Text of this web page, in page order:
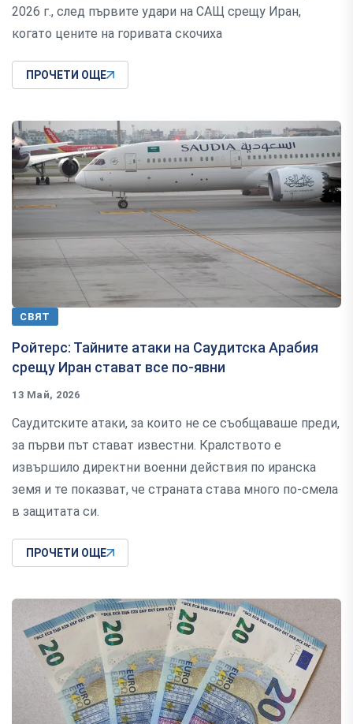
2026 г., след първите удари на САЩ срещу Иран,
когато цените на горивата скочиха
ПРОЧЕТИ ОЩЕ
СВЯТ
Ройтерс: Тайните атаки на Саудитска Арабия
срещу Иран стават все по-явни
13 Май, 2026
Саудитските атаки, за които не се съобщаваше преди,
за първи път стават известни. Кралството е
извършило директни военни действия по иранска
земя и те показват, че страната става много по-смела
в защитата си.
ПРОЧЕТИ ОЩЕ